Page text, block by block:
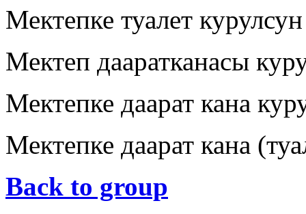
Мектепке туалет курулсун
Мектеп дааратканасы
Мектепке даарат кана
Мектепке даарат кана
Back to group